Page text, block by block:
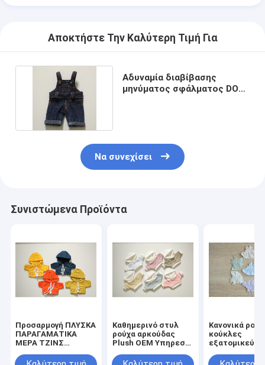
Αποκτήστε Την Καλύτερη Τιμή Για
Αδυναμία διαβίβασης
μηνύματος σφάλματος DOLL
Να συνεχίσει
Συνιστώμενα Προϊόντα
Προσαρμογή ΠΛΥΣΚΑ
ΠΑΡΑΓΑΜΑΤΙΚΑ
ΜΕΡΑ ΤΖΙΝΣ
ΠΑΡΑΓΑΜΑΤΙΚΑ
Καθημερινό στυλ
ρούχα αρκούδας
Plush OEM Υπηρεσία
Κανονικά
κούκλες